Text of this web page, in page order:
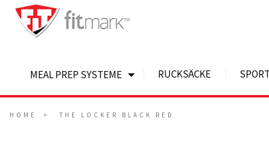
MEAL PREP SYSTEME RUCKSÄCKE
HOME THE LOCKER BLACK RED